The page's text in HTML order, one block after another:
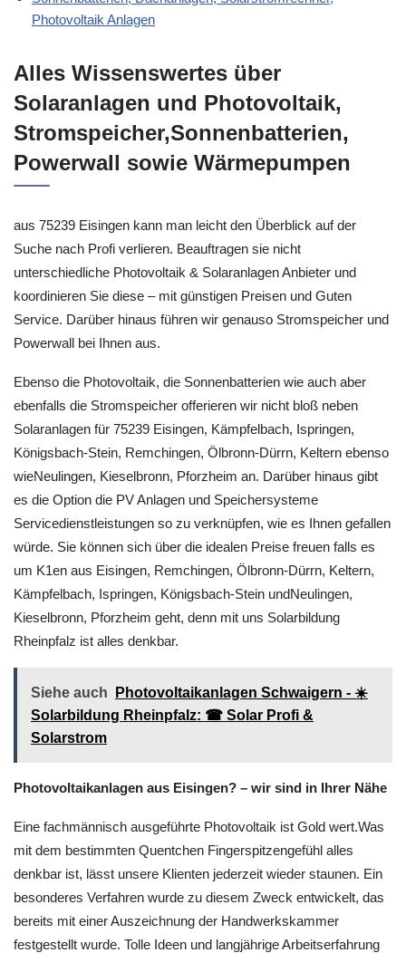
Photovoltaik Anlagen
Alles Wissenswertes über
Solaranlagen und Photovoltaik,
Stromspeicher,Sonnenbatterien,
Powerwall sowie Wärmepumpen
aus 75239 Eisingen kann man leicht den Überblick auf der
Suche nach Profi verlieren. Beauftragen sie nicht
unterschiedliche Photovoltaik & Solaranlagen Anbieter und
koordinieren Sie diese – mit günstigen Preisen und Guten
Service. Darüber hinaus führen wir genauso Stromspeicher und
Powerwall bei Ihnen aus.
Ebenso die Photovoltaik, die Sonnenbatterien wie auch aber
ebenfalls die Stromspeicher offerieren wir nicht bloß neben
Solaranlagen für 75239 Eisingen, Kämpfelbach, Ispringen,
Königsbach-Stein, Remchingen, Ölbronn-Dürrn, Keltern ebenso
wieNeulingen, Kieselbronn, Pforzheim an. Darüber hinaus gibt
es die Option die PV Anlagen und Speichersysteme
Servicedienstleistungen so zu verknüpfen, wie es Ihnen gefallen
würde. Sie können sich über die idealen Preise freuen falls es
um K1en aus Eisingen, Remchingen, Ölbronn-Dürrn, Keltern,
Kämpfelbach, Ispringen, Königsbach-Stein undNeulingen,
Kieselbronn, Pforzheim geht, denn mit uns Solarbildung
Rheinpfalz ist alles denkbar.
Siehe auch
Photovoltaikanlagen Schwaigern - ☀️
Solarbildung Rheinpfalz: ☎ Solar Profi &
Solarstrom
Photovoltaikanlagen aus Eisingen? – wir sind in Ihrer Nähe
Eine fachmännisch ausgeführte Photovoltaik ist Gold wert.Was
mit dem bestimmten Quentchen Fingerspitzengefühl alles
denkbar ist, lässt unsere Klienten jederzeit wieder staunen. Ein
besonderes Verfahren wurde zu diesem Zweck entwickelt, das
bereits mit einer Auszeichnung der Handwerkskammer
festgestellt wurde. Tolle Ideen und langjährige Arbeitserfahrung